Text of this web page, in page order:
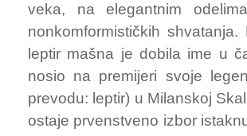
veka, na elegantnim
nonkomformističkih
leptir mašna je dobila ime u
nosio na premijeri svoje
prevodu: leptir) u Milanskoj
ostaje prvenstveno izbor